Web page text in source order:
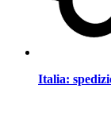
Italia: